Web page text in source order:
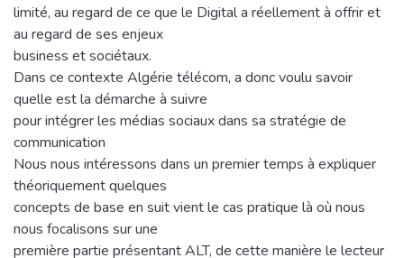
limité, au regard de ce que le Digital a réellement à offrir et
au regard de ses enjeux
business et sociétaux.
Dans ce contexte Algérie télécom, a donc voulu savoir
quelle est la démarche à suivre
pour intégrer les médias sociaux dans sa stratégie de
communication
Nous nous intéressons dans un premier temps à expliquer
théoriquement quelques
concepts de base en suit vient le cas pratique là où nous
nous focalisons sur une
première partie présentant ALT, de cette manière le lecteur